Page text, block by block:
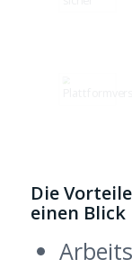
Die
einen Blick